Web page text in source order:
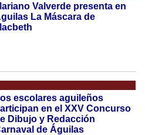
Valverde presenta en
La Máscara de
escolares aguileños
en el XXV Concurso
Dibujo y Redacción
de Águilas